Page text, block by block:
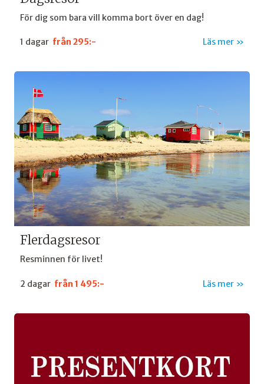
För dig som bara vill komma bort över en dag!
1 dagar från 295:- Läs mer
Flerdagsresor
Resminnen för livet!
2 dagar från 1 495:- Läs mer